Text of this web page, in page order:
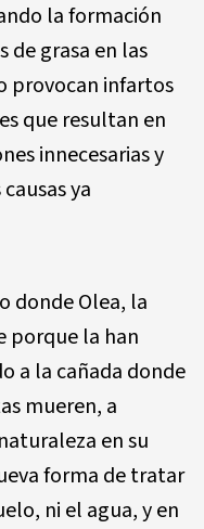
la formación
de grasa en las
provocan infartos
que resultan en
innecesarias y
ya
donde Olea, la
porque la han
a la cañada donde
mueren, a
en su
forma de tratar
ni el agua, y en